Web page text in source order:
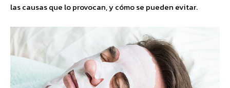
las causas que lo provocan, y cómo se pueden evitar.